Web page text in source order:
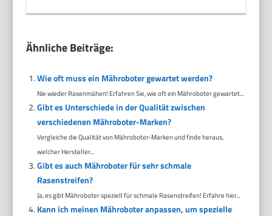
Ähnliche Beiträge:
Wie oft muss ein Mähroboter gewartet werden?
Nie wieder Rasenmähen! Erfahren Sie, wie oft ein Mähroboter gewartet...
Gibt es Unterschiede in der Qualität zwischen
verschiedenen Mähroboter-Marken?
Vergleiche die Qualität von Mähroboter-Marken und finde heraus,
welcher Hersteller...
Gibt es auch Mähroboter für sehr schmale
Rasenstreifen?
Ja, es gibt Mähroboter speziell für schmale Rasenstreifen! Erfahre hier...
Kann ich meinen Mähroboter anpassen, um spezielle